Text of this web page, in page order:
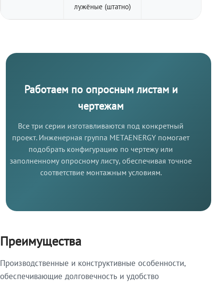
лужёные (штатно)
Работаем по опросным листам и
чертежам
Все три серии изготавливаются под конкретный
проект. Инженерная группа METAENERGY помогает
подобрать конфигурацию по чертежу или
заполненному опросному листу, обеспечивая точное
соответствие монтажным условиям.
Преимущества
Производственные и конструктивные особенности,
обеспечивающие долговечность и удобство